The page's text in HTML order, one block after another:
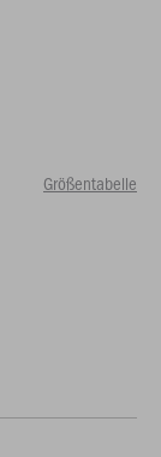
Größentabelle